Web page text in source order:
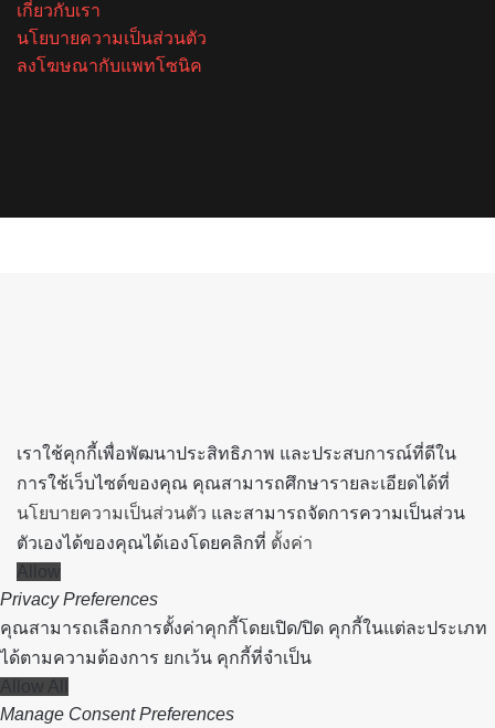
เกี่ยวกับเรา
นโยบายความเป็นส่วนตัว
ลงโฆษณากับแพทโซนิค
เราใช้คุกกี้เพื่อพัฒนาประสิทธิภาพ และประสบการณ์ที่ดีใน
การใช้เว็บไซต์ของคุณ คุณสามารถศึกษารายละเอียดได้ที่
นโยบายความเป็นส่วนตัว และสามารถจัดการความเป็นส่วน
ตัวเองได้ของคุณได้เองโดยคลิกที่ ตั้งค่า
Allow
Privacy Preferences
คุณสามารถเลือกการตั้งค่าคุกกี้โดยเปิด/ปิด คุกกี้ในแต่ละประเภท
ได้ตามความต้องการ ยกเว้น คุกกี้ที่จำเป็น
Allow All
Manage Consent Preferences